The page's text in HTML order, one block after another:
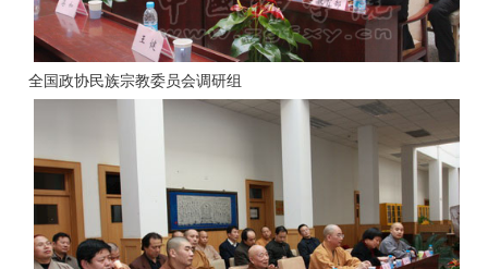
全国政协民族宗教委员会调研组